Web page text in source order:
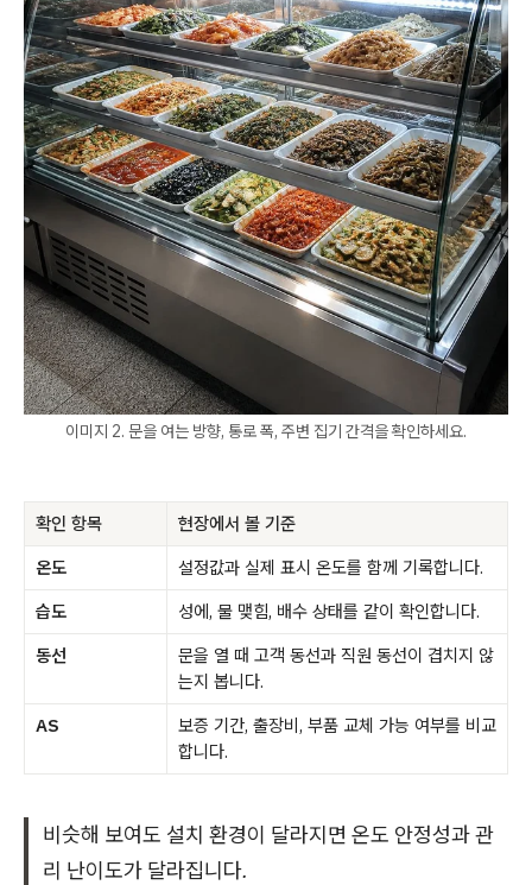
이미지 2. 문을 여는 방향, 통로 폭, 주변 집기 간격을 확인하세요.
확인 항목
현장에서 볼 기준
온도
설정값과 실제 표시 온도를 함께 기록합니다.
습도
성에, 물 맺힘, 배수 상태를 같이 확인합니다.
동선
문을 열 때 고객 동선과 직원 동선이 겹치지 않
는지 봅니다.
AS
보증 기간, 출장비, 부품 교체 가능 여부를 비교
합니다.
비슷해 보여도 설치 환경이 달라지면 온도 안정성과 관
리 난이도가 달라집니다.